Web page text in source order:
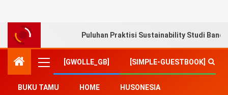
Puluhan Praktisi Sustainability Studi
[GWOLLE_GB] [SIMPLE-GUESTBOOK]
BUKU TAMU HOME HUSONESIA